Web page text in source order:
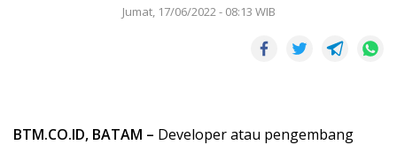
Jumat, 17/06/2022 - 08:13 WIB
BTM.CO.ID, BATAM – Developer atau pengembang